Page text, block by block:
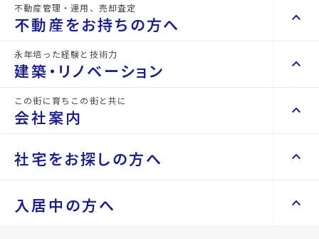
不動産を買いたい方へ keyboard_arrow_right
space_dashboard
エリアから探す
space_dashboard
土地を探す
不動産管理・運用、売却査定
不動産をお持ちの方へ keyboard_arrow_up
不動産をお持ちの方へ keyboard_arrow_right
山一地所の賃貸管理
不動産を貸すまでの流れ
空き家サポートサービス
不動産を売却したい keyboard_arrow_right
永年培った経験と技術力
建築・リノベーション keyboard_arrow_up
建築・リノベーション keyboard_arrow_right
Renotta（リノッタ） keyboard_arrow_right
この街に育ちこの街と共に
会社案内 keyboard_arrow_up
会社案内 keyboard_arrow_right
会社概要・沿革 keyboard_arrow_right
社宅をお探しの方へ keyboard_arrow_up
社宅をお探しの方へ keyboard_arrow_right
入居中の方へ keyboard_arrow_up